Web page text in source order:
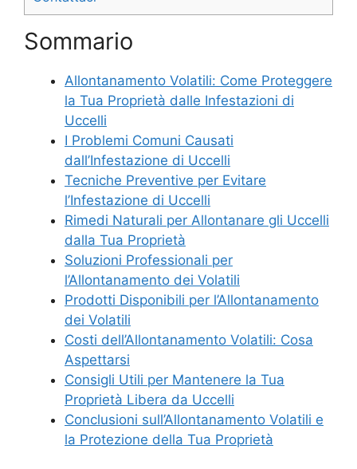
Sommario
Allontanamento Volatili: Come Proteggere
la Tua Proprietà dalle Infestazioni di
Uccelli
I Problemi Comuni Causati
dall’Infestazione di Uccelli
Tecniche Preventive per Evitare
l’Infestazione di Uccelli
Rimedi Naturali per Allontanare gli Uccelli
dalla Tua Proprietà
Soluzioni Professionali per
l’Allontanamento dei Volatili
Prodotti Disponibili per l’Allontanamento
dei Volatili
Costi dell’Allontanamento Volatili: Cosa
Aspettarsi
Consigli Utili per Mantenere la Tua
Proprietà Libera da Uccelli
Conclusioni sull’Allontanamento Volatili e
la Protezione della Tua Proprietà